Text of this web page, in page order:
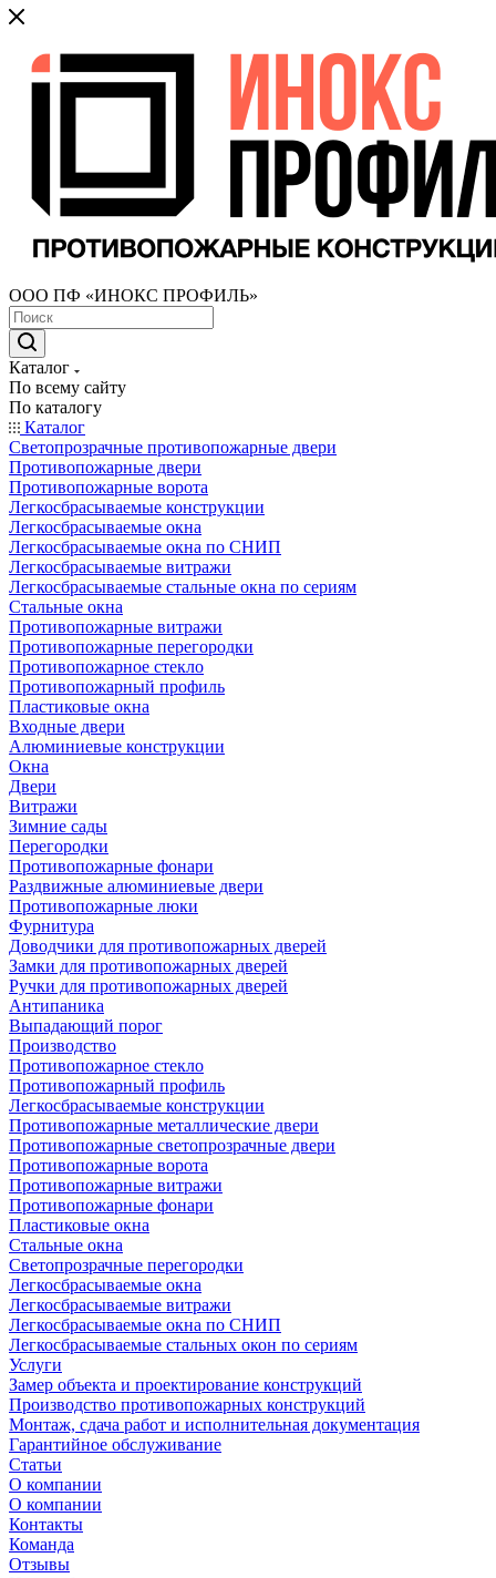
ООО ПФ «ИНОКС ПРОФИЛЬ»
Каталог
По всему сайту
По каталогу
Каталог
Светопрозрачные противопожарные двери
Противопожарные двери
Противопожарные ворота
Легкосбрасываемые конструкции
Легкосбрасываемые окна
Легкосбрасываемые окна по СНИП
Легкосбрасываемые витражи
Легкосбрасываемые стальные окна по сериям
Стальные окна
Противопожарные витражи
Противопожарные перегородки
Противопожарное стекло
Противопожарный профиль
Пластиковые окна
Входные двери
Алюминиевые конструкции
Окна
Двери
Витражи
Зимние сады
Перегородки
Противопожарные фонари
Раздвижные алюминиевые двери
Противопожарные люки
Фурнитура
Доводчики для противопожарных дверей
Замки для противопожарных дверей
Ручки для противопожарных дверей
Антипаника
Выпадающий порог
Производство
Противопожарное стекло
Противопожарный профиль
Легкосбрасываемые конструкции
Противопожарные металлические двери
Противопожарные светопрозрачные двери
Противопожарные ворота
Противопожарные витражи
Противопожарные фонари
Пластиковые окна
Стальные окна
Светопрозрачные перегородки
Легкосбрасываемые окна
Легкосбрасываемые витражи
Легкосбрасываемые окна по СНИП
Легкосбрасываемые стальных окон по сериям
Услуги
Замер объекта и проектирование конструкций
Производство противопожарных конструкций
Монтаж, сдача работ и исполнительная документация
Гарантийное обслуживание
Статьи
О компании
О компании
Контакты
Команда
Отзывы